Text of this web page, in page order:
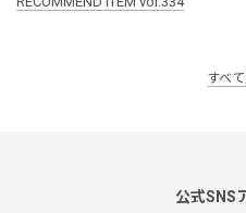
すべ
公式SNS